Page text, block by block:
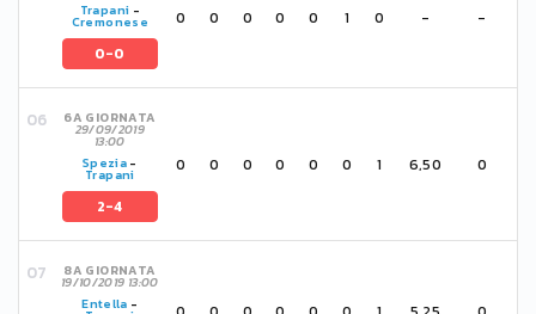
Trapani -
Cremonese
0-0
0 0 0 0 0 1 0 - -
6A GIORNATA
29/09/2019
13:00
Spezia -
Trapani
2-4
0 0 0 0 0 0 1 6,50 0
8A GIORNATA
19/10/2019 13:00
Entella -